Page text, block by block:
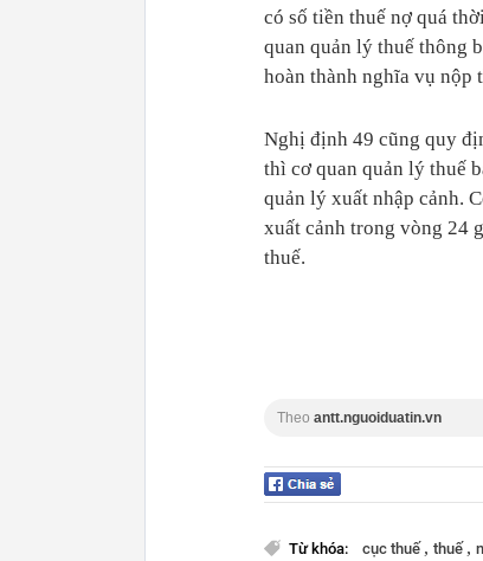
có số tiền thuế nợ quá
quan quản lý thuế thông
hoàn thành nghĩa vụ nộp
Nghị định 49 cũng quy
thì cơ quan quản lý thuế
quản lý xuất nhập cảnh.
xuất cảnh trong vòng 24
thuế.
Theo antt.nguoiduatin.vn
Từ khóa: cục thuế , thuế ,